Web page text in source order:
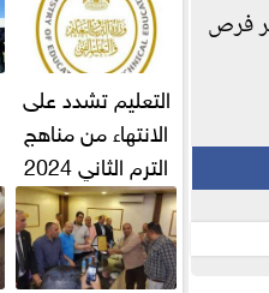
فرص
التعليم تشدد على
الانتهاء من مناهج
الترم الثاني 2024
قبل الامتحانات